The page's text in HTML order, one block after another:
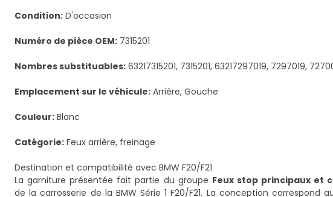
Condition: D'occasion
Numéro de pièce OEM: 7315201
Nombres substituables: 63217315201, 7315201, 63217297019, 7297019,
Emplacement sur le véhicule: Arrière, Gouche
Couleur: Blanc
Catégorie: Feux arrière, freinage
Destination et compatibilité avec BMW F20/F21
La garniture présentée fait partie du groupe Feux stop principaux et
de la carrosserie de la BMW Série 1 F20/F21. La conception